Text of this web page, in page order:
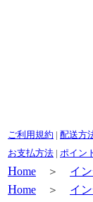
ご利用規約 | 配送方
お支払方法
ポイン
Home ＞ イ
Home ＞ イ